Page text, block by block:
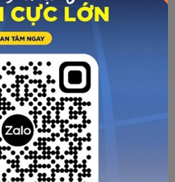
CHỌN SIZE